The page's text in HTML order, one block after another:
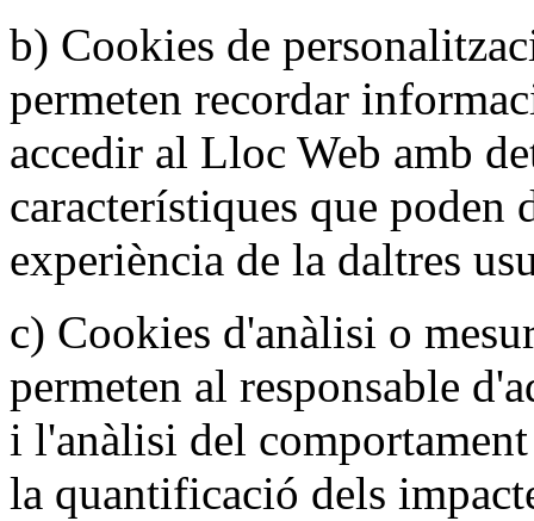
b) Cookies de
permeten recordar
accedir al Lloc Web amb
característiques que poden
experiència de la daltres
c) Cookies d'anàlisi o
permeten al responsable
i l'anàlisi del
la quantificació dels